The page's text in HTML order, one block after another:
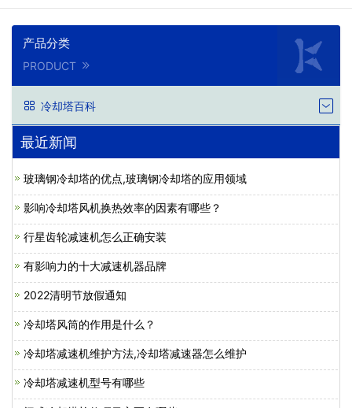
产品分类
PRODUCT
冷却塔百科
最近新闻
玻璃钢冷却塔的优点,玻璃钢冷却塔的应用领域
影响冷却塔风机换热效率的因素有哪些？
行星齿轮减速机怎么正确安装
有影响力的十大减速机器品牌
2022清明节放假通知
冷却塔风筒的作用是什么？
冷却塔减速机维护方法,冷却塔减速器怎么维护
冷却塔减速机型号有哪些